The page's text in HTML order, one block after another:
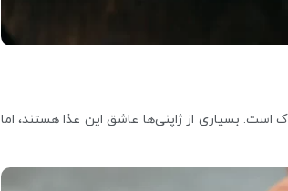
است. بسیاری از ژاپنی‌ها عاشق این غذا هستند، اما